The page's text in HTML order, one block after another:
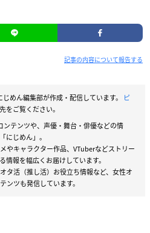
記事の内容について報告する
じめん編集部が作成・配信しています。
ピ
をご覧ください。
テンツや、声優・舞台・俳優などの情
にじめん」。
やキャラクター作品、VTuberなどストリー
情報を幅広くお届けしています。
タ活（推し活）お役立ち情報など、女性オ
ンツも発信しています。